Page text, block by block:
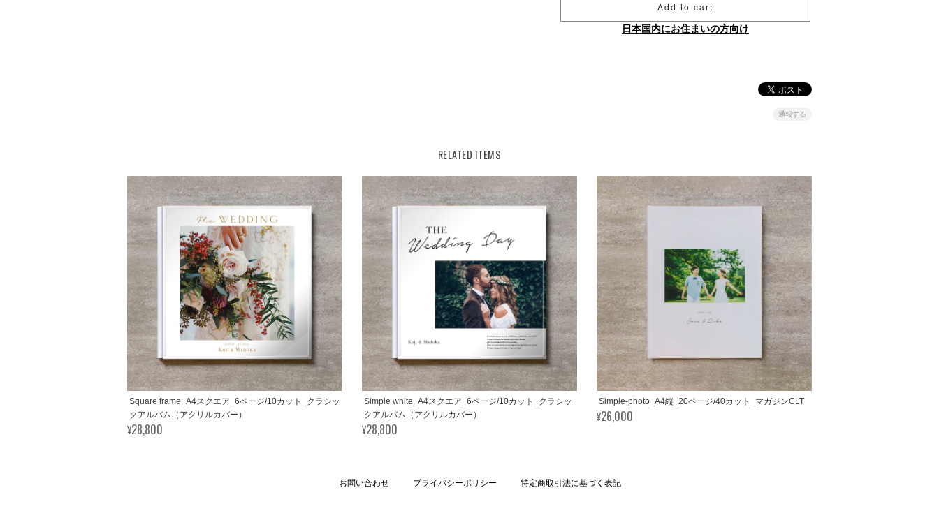
Add to cart
日本国内にお住まいの方向け
通報する
RELATED ITEMS
Square frame_A4スクエア_6ページ/10カット_クラシッ
クアルバム（アクリルカバー）
¥28,800
Simple white_A4スクエア_6ページ/10カット_クラシッ
クアルバム（アクリルカバー）
¥28,800
Simple-photo_A4縦_20ページ/40カット_マガジンCLT
¥26,000
お問い合わせ プライバシーポリシー 特定商取引法に基づく表記